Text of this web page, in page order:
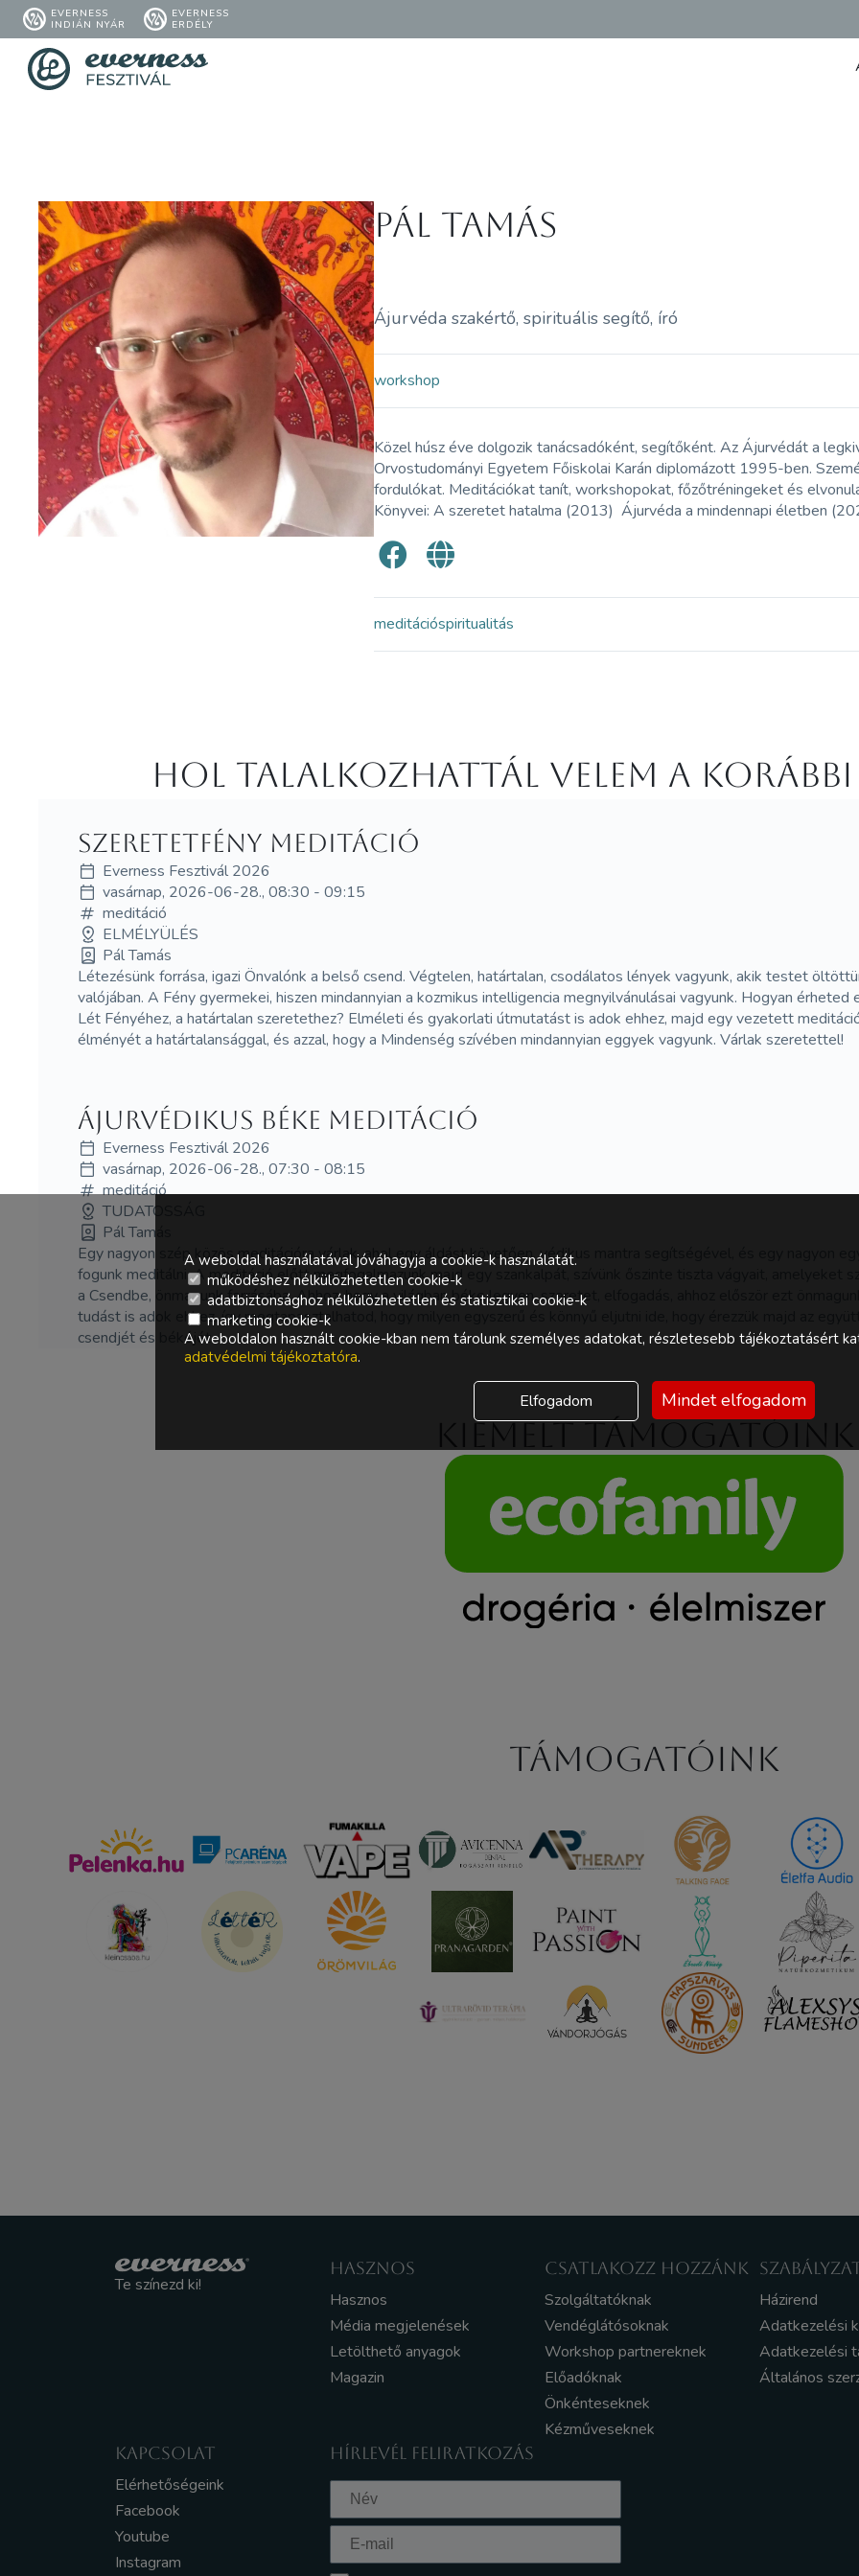
EVERNESS
INDIÁN NYÁR
EVERNESS
ERDÉLY
Pál Tamás
Ájurvéda szakértő, spirituális segítő, író
workshop
Közel húsz éve dolgozik tanácsadóként, segítőként. Az Ájurvédát a
Orvostudományi Egyetem Főiskolai Karán diplomázott 1995-ben.
fordulókat. Meditációkat tanít, workshopokat, főzőtréningeket és
Könyvei: A szeretet hatalma (2013) Ájurvéda a mindennapi életben
meditációspiritualitás
Hol Talalkozhattál velem a korábbi
Szeretetfény Meditáció
Everness Fesztivál 2026
vasárnap, 2026-06-28., 08:30 - 09:15
meditáció
ELMÉLYÜLÉS
Pál Tamás
Létezésünk forrása, igazi Önvalónk a belső csend. Végtelen, határtalan, csodálatos lények vagyunk, akik testet
valójában. A Fény gyermekei, hiszen mindannyian a kozmikus intelligencia megnyilvánulásai vagyunk. Hogyan
Lét Fényéhez, a határtalan szeretethez? Elméleti és gyakorlati útmutatást is adok ehhez, majd egy vezetett
élményét a határtalansággal, és azzal, hogy a Mindenség szívében mindannyian eggyek vagyunk. Várlak szeretettel!
Ájurvédikus Béke Meditáció
Everness Fesztivál 2026
vasárnap, 2026-06-28., 07:30 - 08:15
meditáció
TUDATOSSÁG
Pál Tamás
Egy nagyon szép közös meditációra várlak, ahol egy áldást követően, védikus mantra segítségével, és egy nagyon
fogunk meditálni. A meditáció előtt megfogalmazunk majd egy szankalpát, szívünk őszinte tiszta vágyait, amelyeket
a Csendbe, önmagunk forrásába. Ahhoz, hogy a világban béke legyen, szeretet, elfogadás, ahhoz először ezt
tudást is adok ehhez, így megtapasztalhatod, hogy milyen egyszerű és könnyű eljutni ide, hogy érezzük majd az
csendjét és békéjét.
Támogatóink
Te színezd ki!
HASZNOS
Hasznos
Média megjelenések
Letölthető anyagok
Magazin
CSATLAKOZZ HOZZÁNK
Szolgáltatóknak
Vendéglátósoknak
Workshop partnereknek
Előadóknak
Önkénteseknek
Kézműveseknek
Házirend
Adatkezelési
Adatkezelési
Általános
KAPCSOLAT
Elérhetőségeink
Facebook
Youtube
Instagram
HÍRLEVÉL FELIRATKOZÁS
A weboldal használatával jóváhagyja a cookie-k használatát.
működéshez nélkülözhetetlen cookie-k
adatbiztonsághoz nélkülözhetetlen és statisztikai cookie-k
marketing cookie-k
A weboldalon használt cookie-kban nem tárolunk személyes adatokat, részletesebb tájékoztatásért
adatvédelmi tájékoztatóra.
Elfogadom Mindet elfogadom